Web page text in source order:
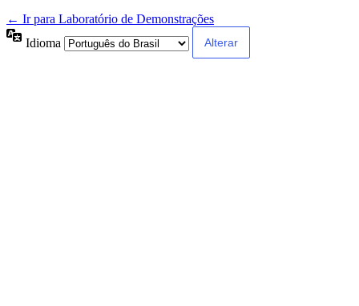
← Ir para Laboratório de Demonstrações
Idioma